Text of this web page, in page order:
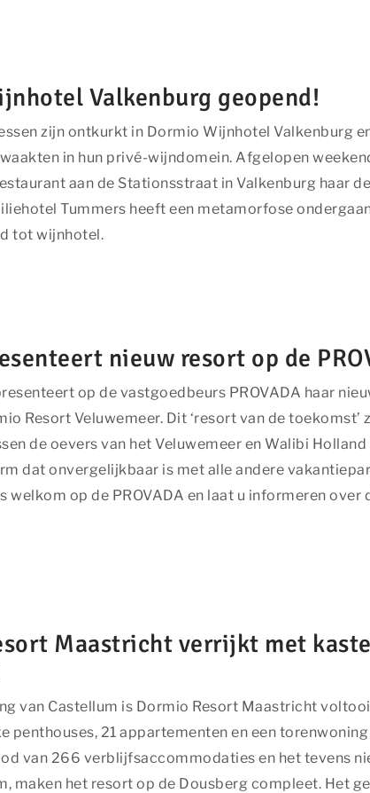
Valkenburg geopend!
zijn ontkurkt in Dormio Wijnhotel Valkenburg
in hun privé-wijndomein. Afgelopen
aan de Stationsstraat in Valkenburg haar
Tummers heeft een metamorfose
tot wijnhotel.
nieuw resort op de
op de vastgoedbeurs PROVADA haar
Resort Veluwemeer. Dit ‘resort van de toekomst’
de oevers van het Veluwemeer en Walibi Holland
dat onvergelijkbaar is met alle andere
welkom op de PROVADA en laat u informeren
Maastricht verrijkt met
van Castellum is Dormio Resort Maastricht
penthouses, 21 appartementen en een
van 266 verblijfsaccommodaties en het tevens
maken het resort op de Dousberg compleet. Het
te voeren wanneer u onze site bekijkt. Ze
deze steeds beter maken.
vast te leggen en kunnen in geen